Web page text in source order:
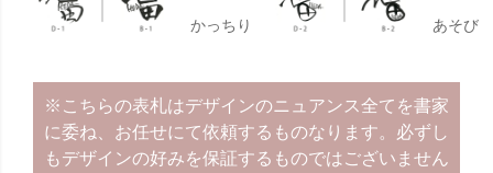
かっちり あそび
※こちらの表札はデザインのニュアンス全てを書家
に委ね、お任せにて依頼するものなります。必ずし
もデザインの好みを保証するものではございません